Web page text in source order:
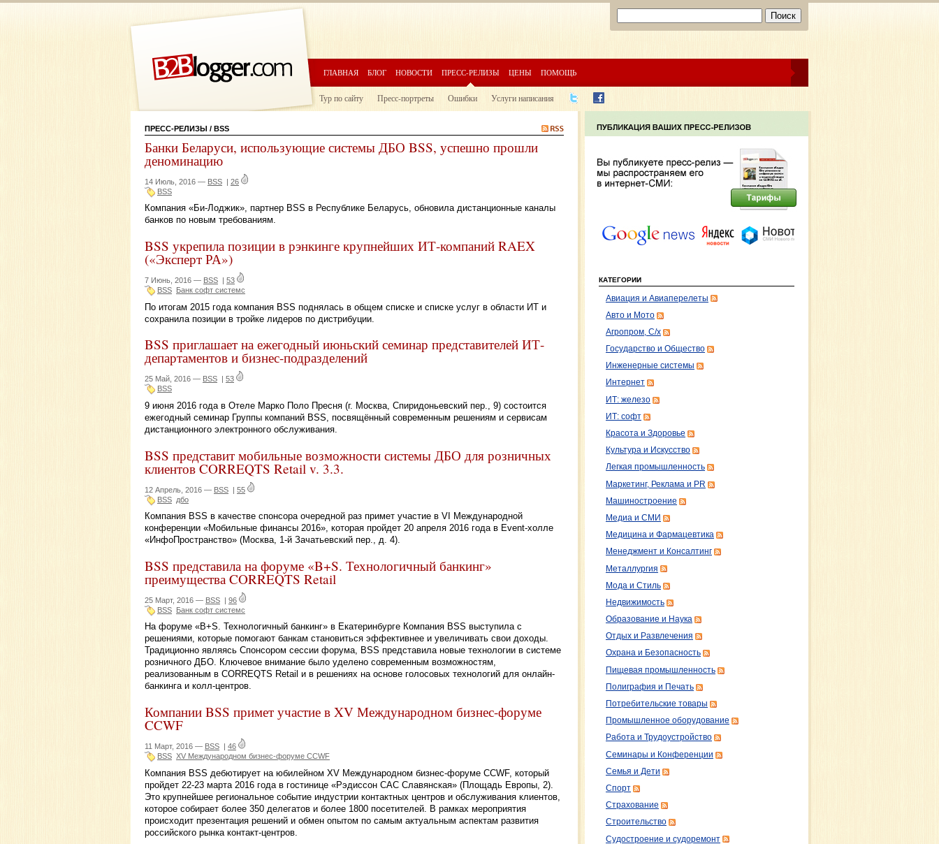
ГЛАВНАЯ БЛОГ НОВОСТИ ПРЕСС-РЕЛИЗЫ ЦЕНЫ ПОМОЩЬ
Тур по сайту Пресс-портреты Ошибки Услуги написания
ПРЕСС-РЕЛИЗЫ / BSS
Банки Беларуси, использующие системы ДБО BSS, успешно прошли
деноминацию
14 Июль, 2016 — BSS | 26
BSS
Компания «Би-Лоджик», партнер BSS в Республике Беларусь, обновила дистанционные каналы
банков по новым требованиям.
BSS укрепила позиции в рэнкинге крупнейших ИТ-компаний RAEX
(«Эксперт РА»)
7 Июнь, 2016 — BSS | 53
BSS Банк софт системс
По итогам 2015 года компания BSS поднялась в общем списке и списке услуг в области ИТ и
сохранила позиции в тройке лидеров по дистрибуции.
BSS приглашает на ежегодный июньский семинар представителей ИТ-
департаментов и бизнес-подразделений
25 Май, 2016 — BSS
53
BSS
9 июня 2016 года в Отеле Марко Поло Пресня (г. Москва, Спиридоньевский пер., 9) состоится
ежегодный семинар Группы компаний BSS, посвящённый современным решениям и сервисам
дистанционного электронного обслуживания.
BSS представит мобильные возможности системы ДБО для розничных
клиентов CORREQTS Retail v. 3.3.
12 Апрель, 2016 — BSS | 55
BSS дбо
Компания BSS в качестве спонсора очередной раз примет участие в VI Международной
конференции «Мобильные финансы 2016», которая пройдет 20 апреля 2016 года в Event-холле
«ИнфоПространство» (Москва, 1-й Зачатьевский пер., д. 4).
BSS представила на форуме «B+S. Технологичный банкинг»
преимущества CORREQTS Retail
25 Март, 2016 — BSS | 96
BSS Банк софт системс
На форуме «B+S. Технологичный банкинг» в Екатеринбурге Компания BSS выступила с
решениями, которые помогают банкам становиться эффективнее и увеличивать свои доходы.
Традиционно являясь Спонсором сессии форума, BSS представила новые технологии в системе
розничного ДБО. Ключевое внимание было уделено современным возможностям,
реализованным в CORREQTS Retail и в решениях на основе голосовых технологий для онлайн-
банкинга и колл-центров.
Компании BSS примет участие в XV Международном бизнес-форуме
CCWF
11 Март, 2016 — BSS | 46
BSS XV Международном бизнес-форуме CCWF
Компания BSS дебютирует на юбилейном XV Международном бизнес-форуме CCWF, который
пройдет 22-23 марта 2016 года в гостинице «Рэдиссон САС Славянская» (Площадь Европы, 2).
Это крупнейшее региональное событие индустрии контактных центров и обслуживания клиентов,
которое собирает более 350 делегатов и более 1800 посетителей. В рамках мероприятия
происходит презентация решений и обмен опытом по самым актуальным аспектам развития
российского рынка контакт-центров.
КАТЕГОРИИ
Авиация и Авиаперелеты
Авто и Мото
Агропром, С/х
Государство и Общество
Инженерные системы
Интернет
ИТ: железо
ИТ: софт
Красота и Здоровье
Культура и Искусство
Легкая промышленность
Маркетинг, Реклама и PR
Машиностроение
Медиа и СМИ
Медицина и Фармацевтика
Менеджмент и Консалтинг
Металлургия
Мода и Стиль
Недвижимость
Образование и Наука
Отдых и Развлечения
Охрана и Безопасность
Пищевая промышленность
Полиграфия и Печать
Потребительские товары
Промышленное оборудование
Работа и Трудоустройство
Семинары и Конференции
Семья и Дети
Спорт
Страхование
Строительство
Судостроение и судоремонт